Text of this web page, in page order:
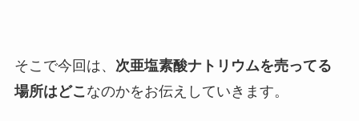
そこで今回は、 次亜塩素酸ナトリウムを売ってる
場所はどこなのかをお伝えしていきます。